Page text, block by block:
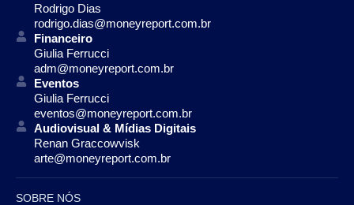
Rodrigo Dias
rodrigo.dias@moneyreport.com.br
Financeiro
Giulia Ferrucci
adm@moneyreport.com.br
Eventos
Giulia Ferrucci
eventos@moneyreport.com.br
Audiovisual & Mídias Digitais
Renan Graccowvisk
arte@moneyreport.com.br
SOBRE NÓS